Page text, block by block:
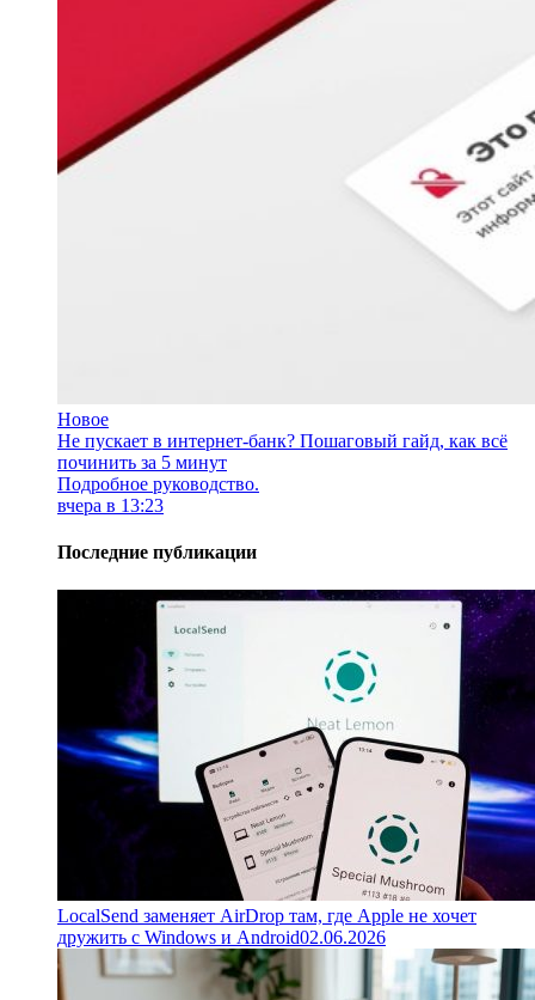
Новое
Не пускает в интернет-банк? Пошаговый гайд, как всё
починить за 5 минут
Подробное руководство.
вчера в 13:23
Последние публикации
LocalSend заменяет AirDrop там, где Apple не хочет
дружить с Windows и Android02.06.2026